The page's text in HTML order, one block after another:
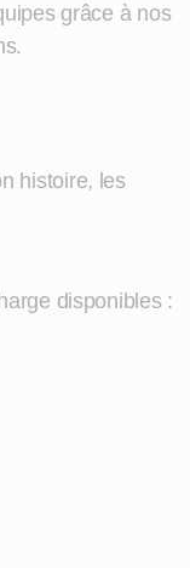
grâce à nos
histoire, les
disponibles :